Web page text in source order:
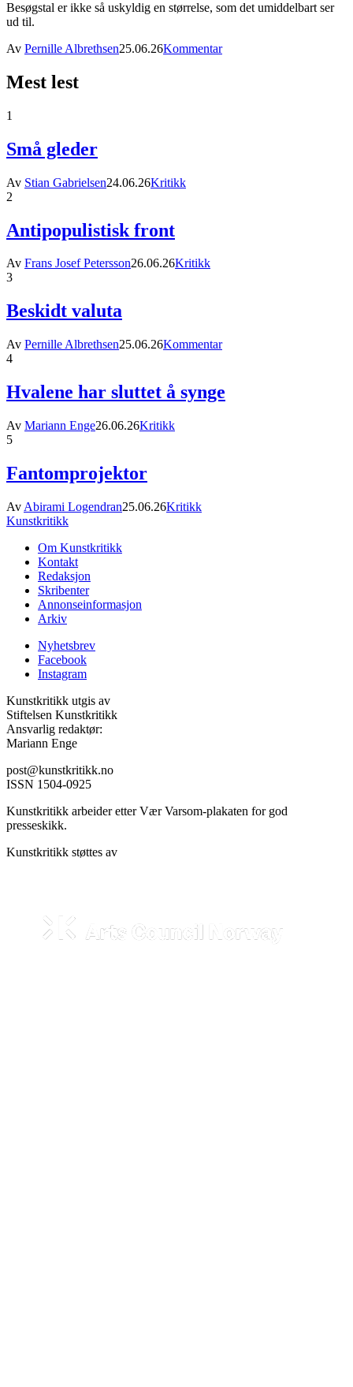
Besøgstal er ikke så uskyldig en størrelse, som det umiddelbart ser
ud til.
Av Pernille Albrethsen25.06.26Kommentar
Mest lest
1
Små gleder
Av Stian Gabrielsen24.06.26Kritikk
2
Antipopulistisk front
Av Frans Josef Petersson26.06.26Kritikk
3
Beskidt valuta
Av Pernille Albrethsen25.06.26Kommentar
4
Hvalene har sluttet å synge
Av Mariann Enge26.06.26Kritikk
5
Fantomprojektor
Av Abirami Logendran25.06.26Kritikk
Kunstkritikk
Om Kunstkritikk
Kontakt
Redaksjon
Skribenter
Annonseinformasjon
Arkiv
Nyhetsbrev
Facebook
Instagram
Kunstkritikk utgis av
Stiftelsen Kunstkritikk
Ansvarlig redaktør:
Mariann Enge
post@kunstkritikk.no
ISSN 1504-0925
Kunstkritikk arbeider etter Vær Varsom-plakaten for god
presseskikk.
Kunstkritikk støttes av